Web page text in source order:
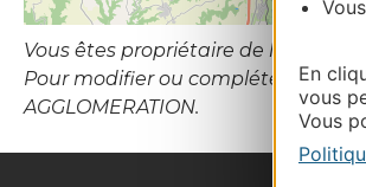
En
vous
Vous
Vous êtes propriétaire de
Pour modifier ou compléter cette
AGGLOMERATION.